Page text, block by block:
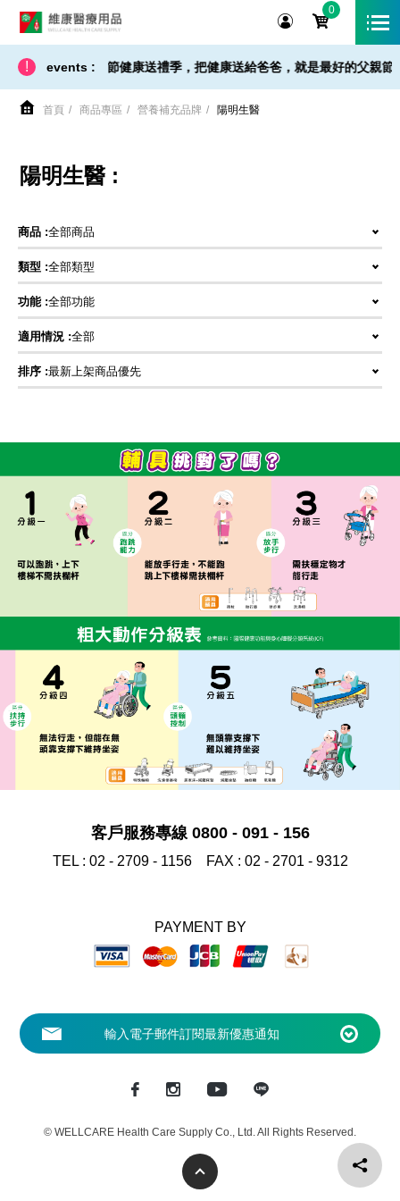
0
! events :
- 小提醒】父親節健康送禮季，把健康送給爸爸，就是最好的父親
首頁 商品專區 營養補充品牌 陽明生醫
陽明生醫 :
商品 :全部商品
類型 :全部類型
功能 :全部功能
適用情況 :全部
排序 :最新上架商品優先
客戶服務專線 0800 - 091 - 156
TEL : 02 - 2709 - 1156 FAX : 02 - 2701 - 9312
PAYMENT BY
© WELLCARE Health Care Supply Co., Ltd. All Rights Reserved.